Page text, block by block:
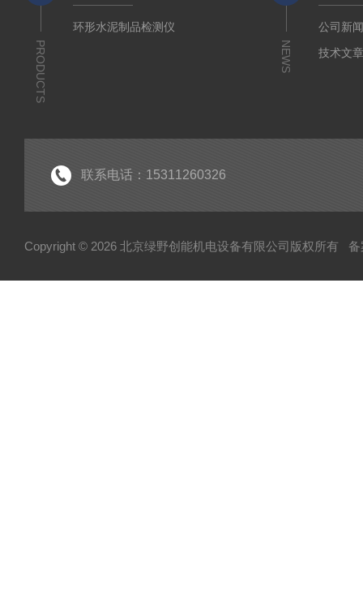
PRODUCTS
环形水泥制品检测仪
NEWS
公司新
技术文
联系电话：15311260326
Copyright © 2026 北京绿野创能机电设备有限公司版权所有 备